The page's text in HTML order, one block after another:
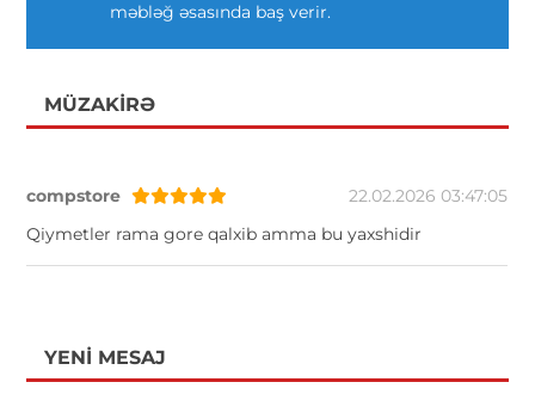
məbləğ əsasında baş verir.
MÜZAKIRƏ
compstore
22.02.2026 03:47:05
Qiymetler rama gore qalxib amma bu yaxshidir
YENI MESAJ